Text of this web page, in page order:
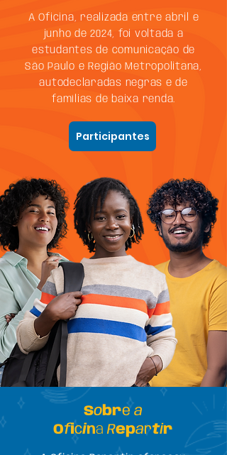
A Oficina, realizada entre abril e
junho de 2024, foi voltada a
estudantes de comunicação de
São Paulo e Região Metropolitana,
autodeclaradas negras e de
famílias de baixa renda.
Participantes
Sobrea
Oficina Repartir